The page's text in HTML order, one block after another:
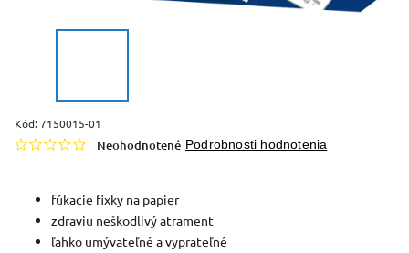
Kód:7150015-01
Neohodnotené Podrobnosti hodnotenia
fúkacie fixky na papier
zdraviu neškodlivý atrament
ľahko umývateľné a vyprateľné